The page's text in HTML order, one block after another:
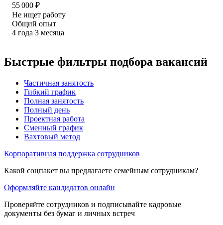
55 000 ₽
Не ищет работу
Общий опыт
4 года 3 месяца
Быстрые фильтры подбора вакансий
Частичная занятость
Гибкий график
Полная занятость
Полный день
Проектная работа
Сменный график
Вахтовый метод
Корпоративная поддержка сотрудников
Какой соцпакет вы предлагаете семейным сотрудникам?
Оформляйте кандидатов онлайн
Проверяйте сотрудников и подписывайте кадровые
документы без бумаг и личных встреч